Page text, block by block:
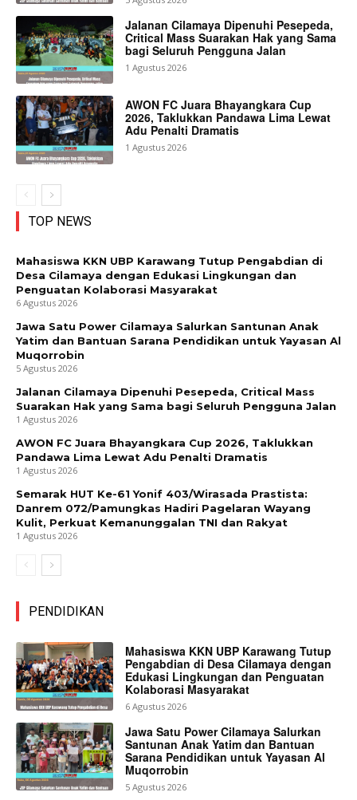
Jalanan Cilamaya Dipenuhi Pesepeda,
Critical Mass Suarakan Hak yang Sama
bagi Seluruh Pengguna Jalan
1 Agustus 2026
AWON FC Juara Bhayangkara Cup
2026, Taklukkan Pandawa Lima Lewat
Adu Penalti Dramatis
1 Agustus 2026
TOP NEWS
Mahasiswa KKN UBP Karawang Tutup Pengabdian di
Desa Cilamaya dengan Edukasi Lingkungan dan
Penguatan Kolaborasi Masyarakat
6 Agustus 2026
Jawa Satu Power Cilamaya Salurkan Santunan Anak
Yatim dan Bantuan Sarana Pendidikan untuk Yayasan Al
Muqorrobin
5 Agustus 2026
Jalanan Cilamaya Dipenuhi Pesepeda, Critical Mass
Suarakan Hak yang Sama bagi Seluruh Pengguna Jalan
1 Agustus 2026
AWON FC Juara Bhayangkara Cup 2026, Taklukkan
Pandawa Lima Lewat Adu Penalti Dramatis
1 Agustus 2026
Semarak HUT Ke-61 Yonif 403/Wirasada Prastista:
Danrem 072/Pamungkas Hadiri Pagelaran Wayang
Kulit, Perkuat Kemanunggalan TNI dan Rakyat
1 Agustus 2026
PENDIDIKAN
Mahasiswa KKN UBP Karawang Tutup
Pengabdian di Desa Cilamaya dengan
Edukasi Lingkungan dan Penguatan
Kolaborasi Masyarakat
6 Agustus 2026
Jawa Satu Power Cilamaya Salurkan
Santunan Anak Yatim dan Bantuan
Sarana Pendidikan untuk Yayasan Al
Muqorrobin
5 Agustus 2026